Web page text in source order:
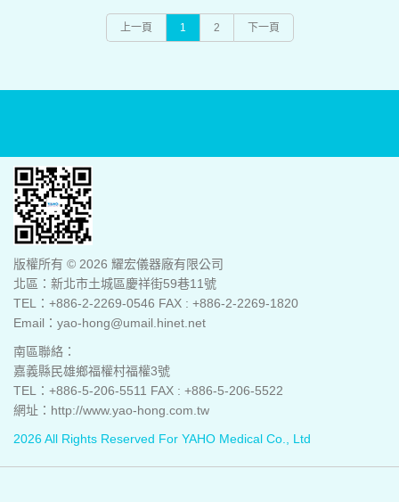
上一頁 1 2 下一頁
版權所有 © 2026 耀宏儀器廠有限公司
北區：新北市土城區慶祥街59巷11號
TEL：+886-2-2269-0546 FAX : +886-2-2269-1820
Email：yao-hong@umail.hinet.net
南區聯絡：
嘉義縣民雄鄉福權村福權3號
TEL：+886-5-206-5511 FAX : +886-5-206-5522
網址：http://www.yao-hong.com.tw
2026 All Rights Reserved For YAHO Medical Co., Ltd